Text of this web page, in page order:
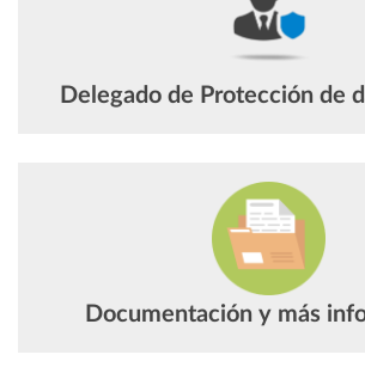
Delegado de Protección de
Documentación y más